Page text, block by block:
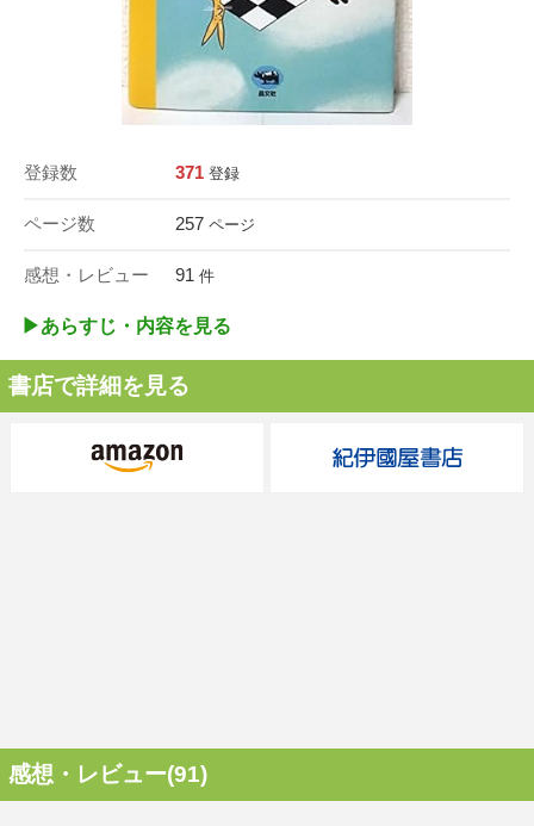
登録数 371 登録
ページ数 257 ページ
感想・レビュー 91 件
▶︎あらすじ・内容を見る
書店で詳細を見る
感想・レビュー(91)